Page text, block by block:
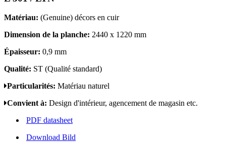
Matériau: (Genuine) décors en cuir
Dimension de la planche: 2440 x 1220 mm
Épaisseur: 0,9 mm
Qualité: ST (Qualité standard)
Particularités: Matériau naturel
Convient à: Design d'intérieur, agencement de magasin etc.
PDF datasheet
Download Bild